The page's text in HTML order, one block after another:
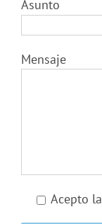
Asunto
Mensaje
Acepto la